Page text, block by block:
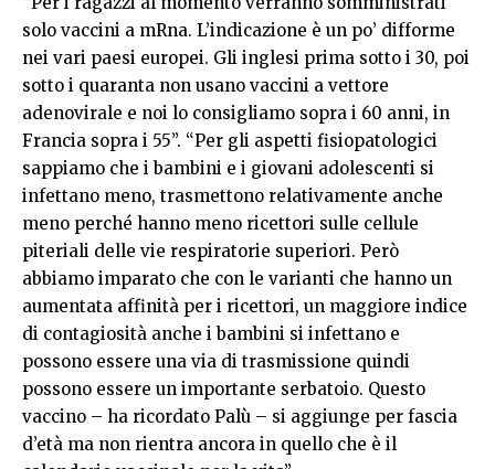
solo vaccini a mRna. L’indicazione è un po’ difforme
nei vari paesi europei. Gli inglesi prima sotto i 30, poi
sotto i quaranta non usano vaccini a vettore
adenovirale e noi lo consigliamo sopra i 60 anni, in
Francia sopra i 55”. “Per gli aspetti fisiopatologici
sappiamo che i bambini e i giovani adolescenti si
infettano meno, trasmettono relativamente anche
meno perché hanno meno ricettori sulle cellule
piteriali delle vie respiratorie superiori. Però
abbiamo imparato che con le varianti che hanno un
aumentata affinità per i ricettori, un maggiore indice
di contagiosità anche i bambini si infettano e
possono essere una via di trasmissione quindi
possono essere un importante serbatoio. Questo
vaccino – ha ricordato Palù – si aggiunge per fascia
d’età ma non rientra ancora in quello che è il